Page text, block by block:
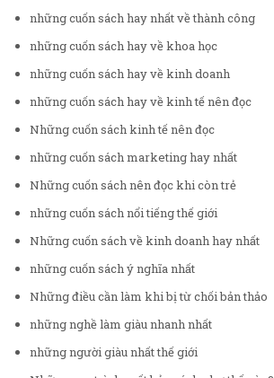
những cuốn sách hay nhất về thành công
những cuốn sách hay về khoa học
những cuốn sách hay về kinh doanh
những cuốn sách hay về kinh tế nên đọc
Những cuốn sách kinh tế nên đọc
những cuốn sách marketing hay nhất
Những cuốn sách nên đọc khi còn trẻ
những cuốn sách nổi tiếng thế giới
Những cuốn sách về kinh doanh hay nhất
những cuốn sách ý nghĩa nhất
Những điều cần làm khi bị từ chối bản thảo
những nghề làm giàu nhanh nhất
những người giàu nhất thế giới